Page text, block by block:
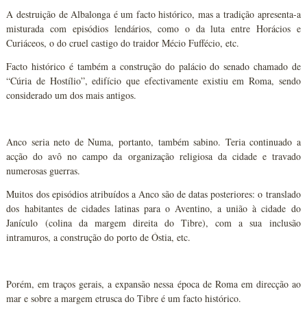
A destruição de Albalonga é um facto histórico, mas a tradição apresenta-a
misturada com episódios lendários, como o da luta entre Horácios e
Curiáceos, o do cruel castigo do traidor Mécio Fuffécio, etc.
Facto histórico é também a construção do palácio do senado chamado de
“Cúria de Hostílio”, edifício que efectivamente existiu em Roma, sendo
considerado um dos mais antigos.
Anco seria neto de Numa, portanto, também sabino. Teria continuado a
acção do avô no campo da organização religiosa da cidade e travado
numerosas guerras.
Muitos dos episódios atribuídos a Anco são de datas posteriores: o translado
dos habitantes de cidades latinas para o Aventino, a união à cidade do
Janículo (colina da margem direita do Tibre), com a sua inclusão
intramuros, a construção do porto de Óstia, etc.
Porém, em traços gerais, a expansão nessa época de Roma em direcção ao
mar e sobre a margem etrusca do Tibre é um facto histórico.